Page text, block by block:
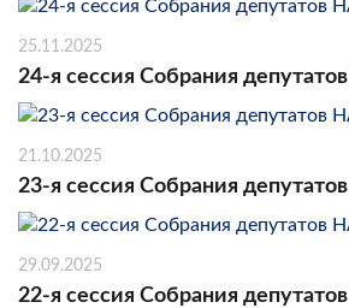
25.11.2025
24-я сессия Собрания
21.10.2025
23-я сессия Собрания
29.09.2025
22-я сессия Собрания